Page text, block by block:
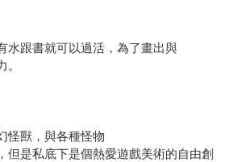
水跟書就可以過活，為了畫出與
怪獸，與各種怪物
但是私底下是個熱愛遊戲美術的自由創